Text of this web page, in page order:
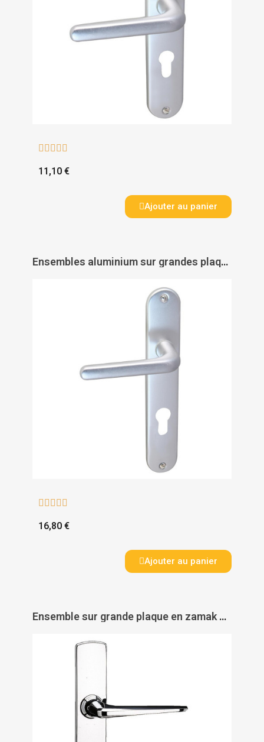
    
11,10 €
Ajouter au panier
Ensembles aluminium sur grandes plaques - PAS DE MARQUE
    
16,80 €
Ajouter au panier
Ensemble sur grande plaque en zamak chromé - Entraxe 72 mm - Carré 8 mm - RIV-BLOC - VACHETTE ASSA ABLOY